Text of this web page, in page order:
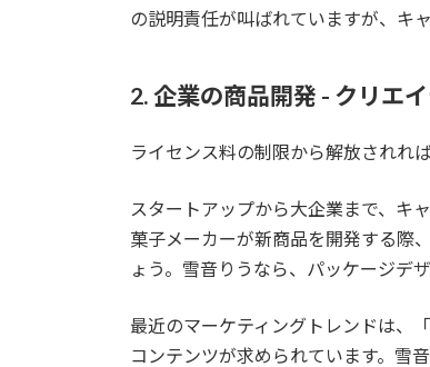
の説明責任が叫ばれていますが、キ
2. 企業の商品開発 - クリエ
ライセンス料の制限から解放されれ
スタートアップから大企業まで、キ
菓子メーカーが新商品を開発する際
ょう。雪音りうなら、パッケージデ
最近のマーケティングトレンドは、
コンテンツが求められています。雪